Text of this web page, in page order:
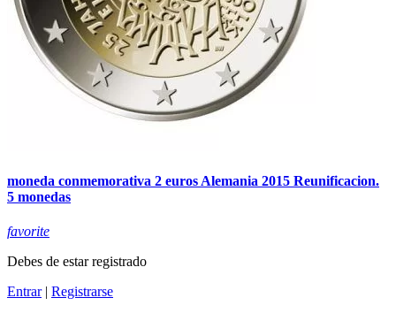
moneda conmemorativa 2 euros Alemania 2015 Reunificacion.
5 monedas
favorite
Debes de estar registrado
Entrar| Registrarse